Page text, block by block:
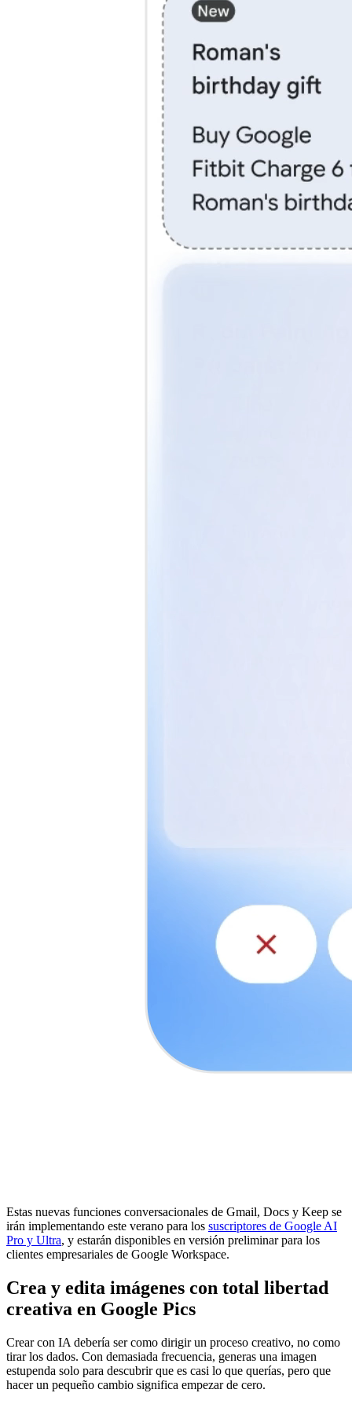
Estas nuevas funciones conversacionales de Gmail, Docs y Keep se
irán implementando este verano para los suscriptores de Google AI
Pro y Ultra, y estarán disponibles en versión preliminar para los
clientes empresariales de Google Workspace.
Crea y edita imágenes con total libertad
creativa en Google Pics
Crear con IA debería ser como dirigir un proceso creativo, no como
tirar los dados. Con demasiada frecuencia, generas una imagen
estupenda solo para descubrir que es casi lo que querías, pero que
hacer un pequeño cambio significa empezar de cero.